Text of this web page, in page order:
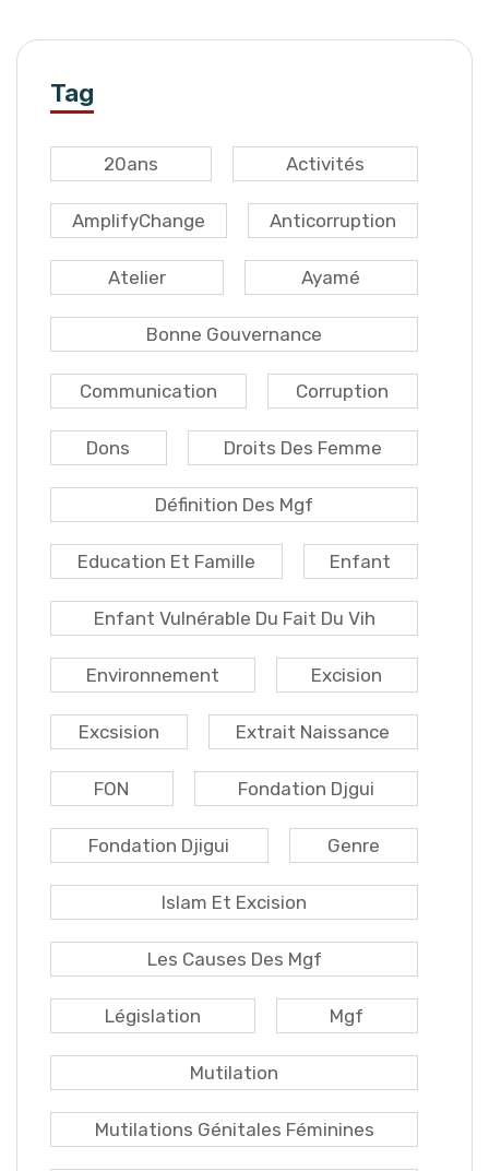
Tag
20ans Activités
AmplifyChange Anticorruption
Atelier Ayamé
Bonne Gouvernance
Communication Corruption
Dons Droits Des Femme
Définition Des Mgf
Education Et Famille Enfant
Enfant Vulnérable Du Fait Du Vih
Environnement Excision
Excsision Extrait Naissance
FON Fondation Djgui
Fondation Djigui Genre
Islam Et Excision
Les Causes Des Mgf
Législation Mgf
Mutilation
Mutilations Génitales Féminines